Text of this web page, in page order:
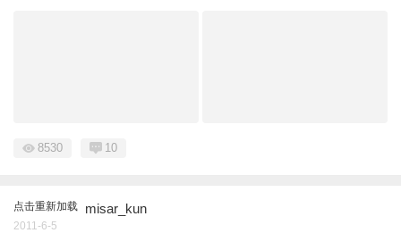
8530 10
点击重新加载 misar_kun
2011-6-5